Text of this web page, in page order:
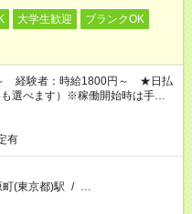
大学生歓迎
ブランクOK
経験者：時給1800円～ ★日払
選べます）※稼働開始時は手続き
。
有
町(東京都)駅 / …